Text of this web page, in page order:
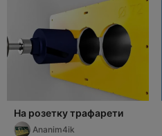
На розетку трафарети
Ananim4ik